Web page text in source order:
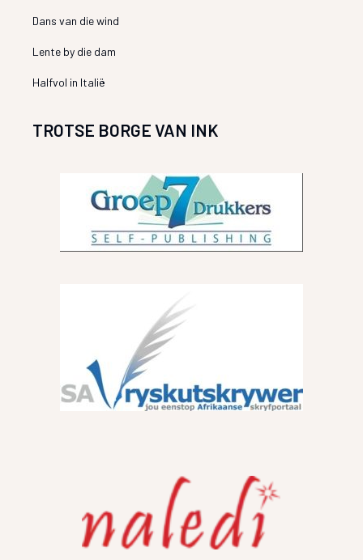
Dans van die wind
Lente by die dam
Halfvol in Italië
TROTSE BORGE VAN INK